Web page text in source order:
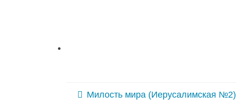
Милость мира (Иерусалимская №2)